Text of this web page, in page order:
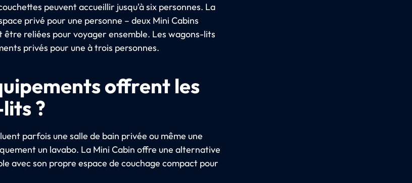
peuvent accueillir jusqu'à six personnes. La
privé pour une personne – deux Mini Cabins
être reliées pour voyager ensemble. Les wagons-lits
privés pour une à trois personnes.
offrent les
?
parfois une salle de bain privée ou même une
un lavabo. La Mini Cabin offre une alternative
avec son propre espace de couchage compact pour